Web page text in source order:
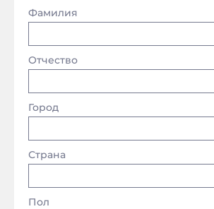
Фамилия
Отчество
Страна
Город
Пол